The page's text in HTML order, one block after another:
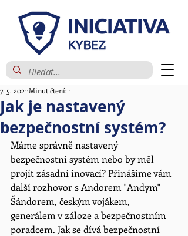
Jak je nastavený
bezpečnostní systém?
7. 5. 2021 Minut čtení: 1
Máme správně nastavený
bezpečnostní systém nebo by měl
projít zásadní inovací? Přinášíme vám
další rozhovor s Andorem "Andym"
Šándorem, českým vojákem,
generálem v záloze a bezpečnostním
poradcem. Jak se dívá bezpečnostní